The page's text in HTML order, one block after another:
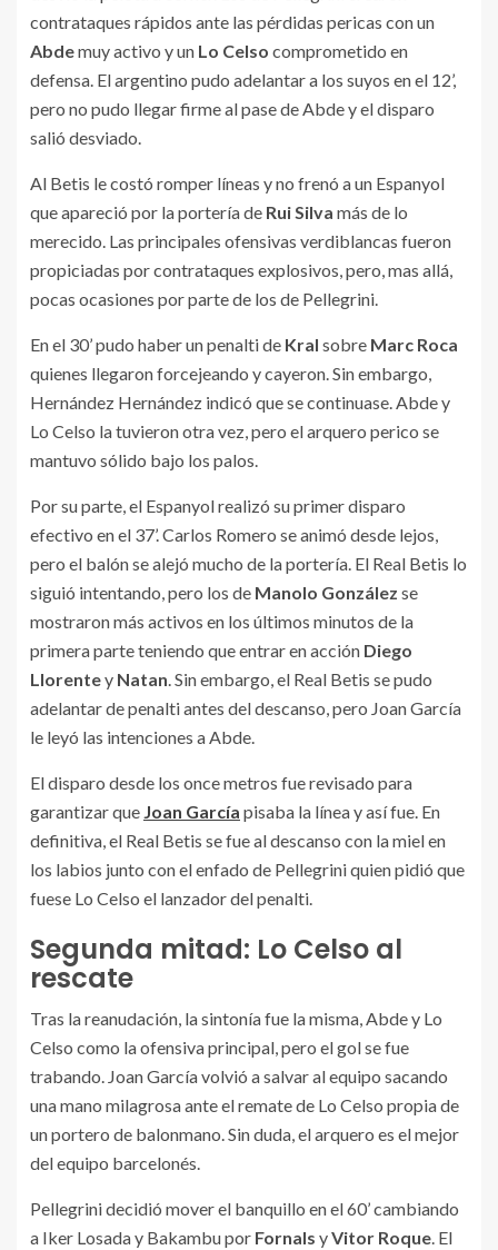
contrataques rápidos ante las pérdidas pericas con un
Abdemuy activo y un Lo Celso comprometido en
defensa. El argentino pudo adelantar a los suyos en el 12’,
pero no pudo llegar firme al pase de Abde y el disparo
salió desviado.
Al Betis le costó romper líneas y no frenó a un Espanyol
que apareció por la portería de Rui Silva más de lo
merecido. Las principales ofensivas verdiblancas fueron
propiciadas por contrataques explosivos, pero, mas allá,
pocas ocasiones por parte de los de Pellegrini.
En el 30’ pudo haber un penalti de Kral sobre Marc Roca
quienes llegaron forcejeando y cayeron. Sin embargo,
Hernández Hernández indicó que se continuase. Abde y
Lo Celso la tuvieron otra vez, pero el arquero perico se
mantuvo sólido bajo los palos.
Por su parte, el Espanyol realizó su primer disparo
efectivo en el 37’. Carlos Romero se animó desde lejos,
pero el balón se alejó mucho de la portería. El Real Betis lo
siguió intentando, pero los de Manolo González se
mostraron más activos en los últimos minutos de la
primera parte teniendo que entrar en acción Diego
Llorentey Natan. Sin embargo, el Real Betis se pudo
adelantar de penalti antes del descanso, pero Joan García
le leyó las intenciones a Abde.
El disparo desde los once metros fue revisado para
garantizar que Joan García pisaba la línea y así fue. En
definitiva, el Real Betis se fue al descanso con la miel en
los labios junto con el enfado de Pellegrini quien pidió que
fuese Lo Celso el lanzador del penalti.
Segunda mitad: Lo Celso al
rescate
Tras la reanudación, la sintonía fue la misma, Abde y Lo
Celso como la ofensiva principal, pero el gol se fue
trabando. Joan García volvió a salvar al equipo sacando
una mano milagrosa ante el remate de Lo Celso propia de
un portero de balonmano. Sin duda, el arquero es el mejor
del equipo barcelonés.
Pellegrini decidió mover el banquillo en el 60’ cambiando
a Iker Losada y Bakambu por Fornals yVitor Roque. El